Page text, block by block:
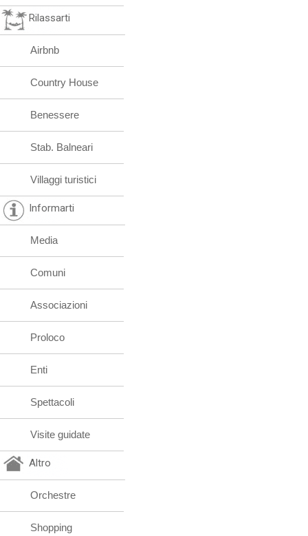
Rilassarti
Airbnb
Country House
Benessere
Stab. Balneari
Villaggi turistici
Informarti
Media
Comuni
Associazioni
Proloco
Enti
Spettacoli
Visite guidate
Altro
Orchestre
Shopping